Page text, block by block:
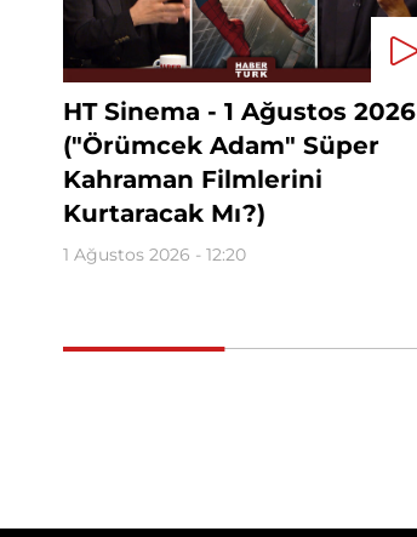
HT Sinema - 1 Ağustos 2026
("Örümcek Adam" Süper
Kahraman Filmlerini
Kurtaracak Mı?)
1 Ağustos 2026 - 12:20